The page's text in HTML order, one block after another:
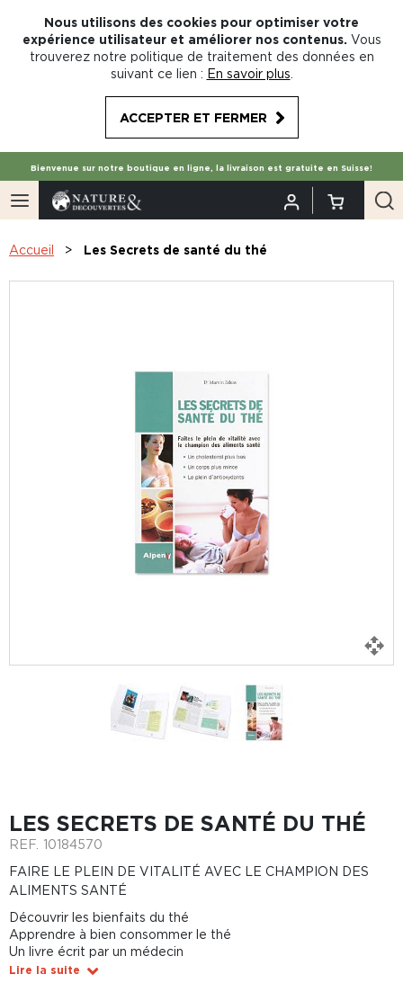
Nous utilisons des cookies pour optimiser votre
expérience utilisateur et améliorer nos contenus. Vous
trouverez notre politique de traitement des données en
suivant ce lien : En savoir plus
ACCEPTER ET FERMER
Bienvenue sur notre boutique en ligne, la livraison est gratuite en Suisse!
Accueil Les Secrets de santé du thé
LES SECRETS DE SANTÉ DU THÉ
REF. 10184570
FAIRE LE PLEIN DE VITALITÉ AVEC LE CHAMPION DES
ALIMENTS SANTÉ
Découvrir les bienfaits du thé
Apprendre à bien consommer le thé
Un livre écrit par un médecin
Lire la suite